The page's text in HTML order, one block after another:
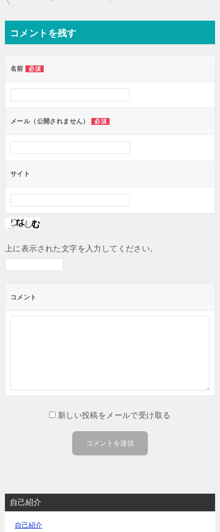
ビ
ー
シ
ン
コメントを残す
名前 必須
メール（公開されません） 必須
サイト
上に表示された文字を入力してください。
コメント
新しい投稿をメールで受け取る
自己紹介
自己紹介